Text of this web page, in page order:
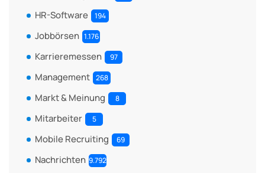
HR-Software 194
Jobbörsen 1.176
Karrieremessen 97
Management 268
Markt & Meinung 8
Mitarbeiter 5
Mobile Recruiting 69
Nachrichten 9.792